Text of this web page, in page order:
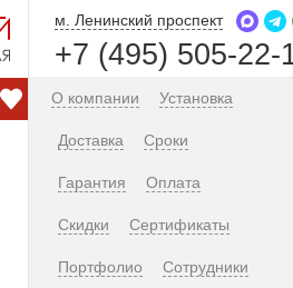
м. Ленинский проспект
+7 (495) 505-22-
О компании Установка
Доставка Сроки
Гарантия Оплата
Скидки Сертификаты
Портфолио Сотрудники